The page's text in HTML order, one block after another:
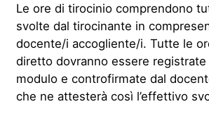
Le ore di tirocinio comprendono
svolte dal tirocinante in
docente/i accogliente/i. Tutte le
diretto dovranno essere
modulo e controfirmate dal
che ne attesterà così l’effettivo